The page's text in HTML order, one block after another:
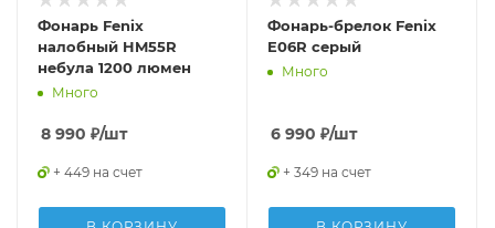
Фонарь Fenix
налобный HM55R
небула 1200 люмен
Много
8 990 ₽/шт
+ 449 на счет
Фонарь-брелок Fenix
E06R серый
Много
6 990 ₽/шт
+ 349 на счет